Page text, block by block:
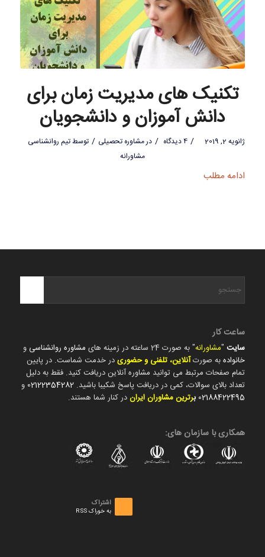
تکنیک های مدیریت زمان برای
دانش آموزان و دانشجویان
ژانویه 2, 2019 / 4 دیدگاه / درمشاوره تحصیلی / توسطتیم روانشناسی
مشاورانه
ادامه مطلب
ساعت کار
سایت"مشاورانه" به صورت 24 ساعته در زمینه های مشاوره روانشناسی و
خانوادهبه صورتآنلاین، تلفنی و حضوریدر خدمت شماست. در پایین
تمام صفحات مرتبط می توانید مشاوره آنلاین دریافت کنید. فقط به دلیل
تعداد بالای سوالات، کمی در دریافت پاسخ شکیبا باشید. 02122354282 و
02188422495 برترین مشاوران ایراندر کنار شما هستند.
همکاری با سازمان های:
اشتراک
به خوراک RSS